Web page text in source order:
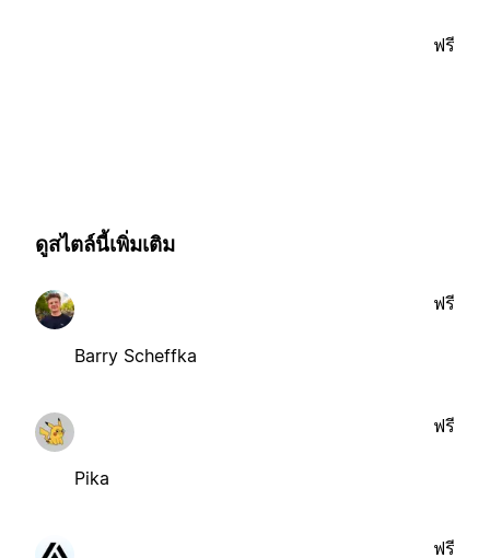
ฟรี
ดูสไตล์นี้เพิ่มเติม
Barry Scheffka
ฟรี
Pika
ฟรี
ฟรี